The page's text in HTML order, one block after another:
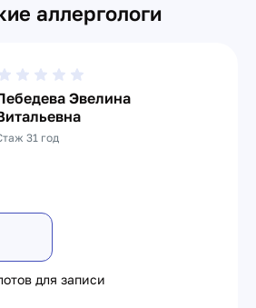
аллергологи
Эвелина
31 год
для записи